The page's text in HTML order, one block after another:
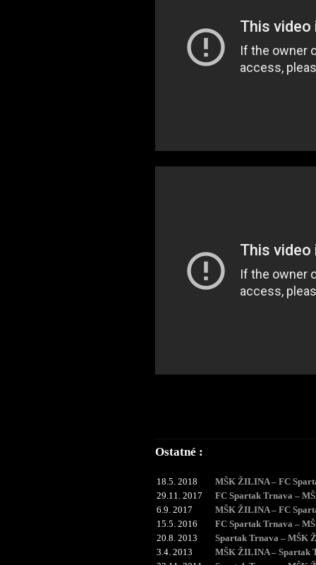
Ostatné :
18.5. 2018
MŠK ŽILINA – FC
29.11. 2017
FC Spartak Trnava –
6.9. 2017
MŠK ŽILINA – FC
15.5. 2016
FC Spartak Trnava –
20.8. 2013
Spartak Trnava – MŠK
3.4. 2013
MŠK ŽILINA – Spartak